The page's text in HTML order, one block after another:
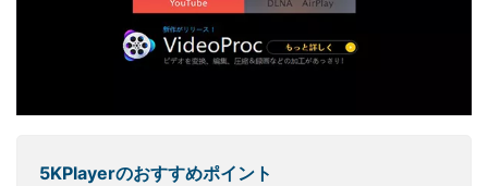
5KPlayerのおすすめポイント